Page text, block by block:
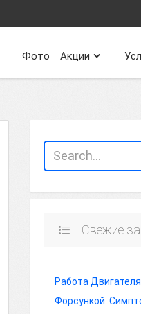
Акции
Фото
Свежие
Работа
Форсункой: